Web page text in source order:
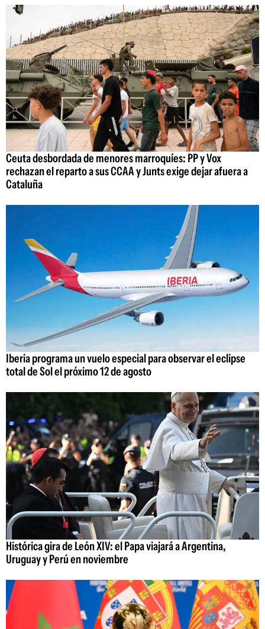
Ceuta desbordada de menores marroquíes: PP y Vox
rechazan el reparto a sus CCAA y Junts exige dejar afuera a
Cataluña
Iberia programa un vuelo especial para observar el eclipse
total de Sol el próximo 12 de agosto
Histórica gira de León XIV: el Papa viajará a Argentina,
Uruguay y Perú en noviembre